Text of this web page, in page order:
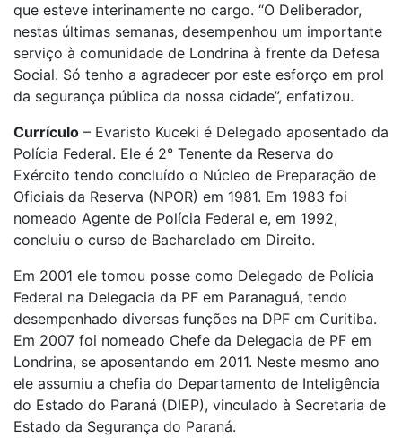
que esteve interinamente no cargo. “O Deliberador,
nestas últimas semanas, desempenhou um importante
serviço à comunidade de Londrina à frente da Defesa
Social. Só tenho a agradecer por este esforço em prol
da segurança pública da nossa cidade”, enfatizou.
Currículo – Evaristo Kuceki é Delegado aposentado da
Polícia Federal. Ele é 2° Tenente da Reserva do
Exército tendo concluído o Núcleo de Preparação de
Oficiais da Reserva (NPOR) em 1981. Em 1983 foi
nomeado Agente de Polícia Federal e, em 1992,
concluiu o curso de Bacharelado em Direito.
Em 2001 ele tomou posse como Delegado de Polícia
Federal na Delegacia da PF em Paranaguá, tendo
desempenhado diversas funções na DPF em Curitiba.
Em 2007 foi nomeado Chefe da Delegacia de PF em
Londrina, se aposentando em 2011. Neste mesmo ano
ele assumiu a chefia do Departamento de Inteligência
do Estado do Paraná (DIEP), vinculado à Secretaria de
Estado da Segurança do Paraná.